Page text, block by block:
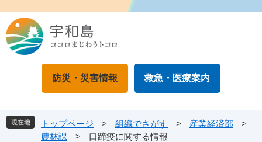
ジ
の
ュ
ー
本
文
防災・災害情報 救急・医療案内
現在地 トップページ > 組織でさがす > 産業経済部
>
農林課
> 口蹄疫に関する情報